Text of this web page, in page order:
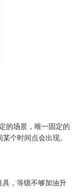
场景，唯一固定的
个时间点会出现。
，等级不够加油升